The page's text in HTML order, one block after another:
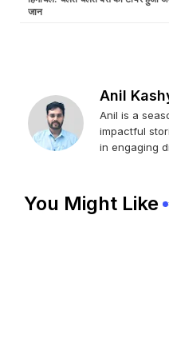
जान
Anil
Anil is a
impactful
in engaging
You Might Like